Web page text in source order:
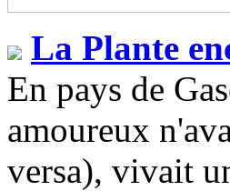
La Plante
En pays de
amoureux
versa), vivait